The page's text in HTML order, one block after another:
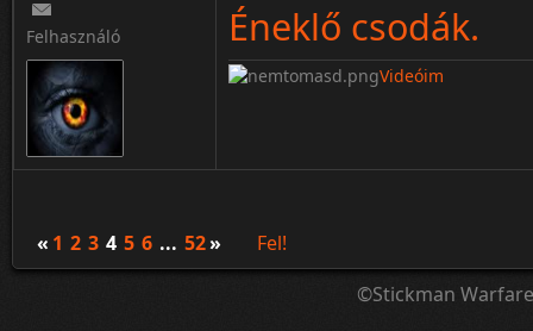
Felhasználó Éneklő csodák.
Videóim
« 1 2 3 4 5 6 ... 52»
Fel!
©Stickman Warfare